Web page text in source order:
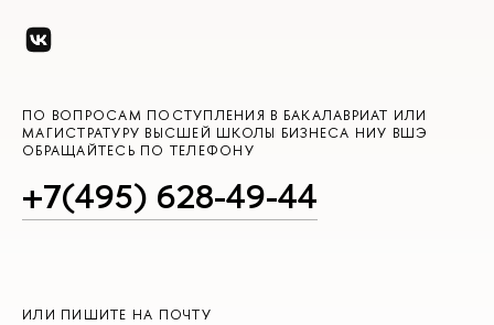
ПО ВОПРОСАМ ПОСТУПЛЕНИЯ В БАКАЛАВРИАТ ИЛИ
МАГИСТРАТУРУ ВЫСШЕЙ ШКОЛЫ БИЗНЕСА НИУ ВШЭ
ОБРАЩАЙТЕСЬ ПО ТЕЛЕФОНУ
+7(495) 628-49-44
ИЛИ ПИШИТЕ НА ПОЧТУ